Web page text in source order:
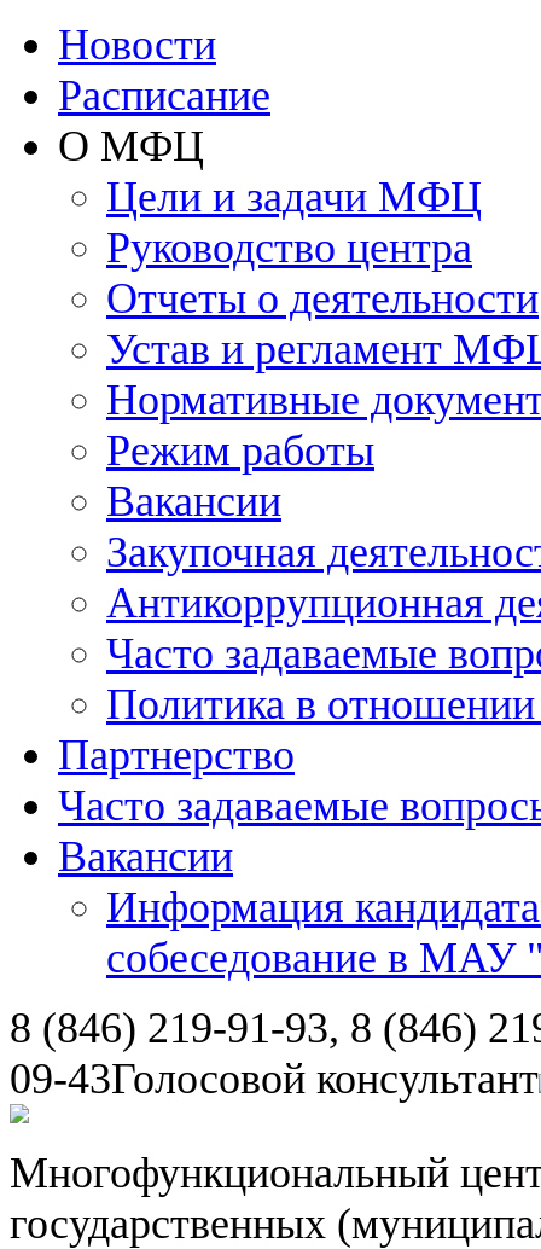
Новости
Расписание
О МФЦ
Цели и задачи МФЦ
Руководство центра
Отчеты о деятельности
Устав и регламент
Нормативные
Режим работы
Вакансии
Закупочная
Антикоррупционная
Часто задаваемые
Политика в
Партнерство
Часто задаваемые
Вакансии
Информация
собеседование в
8 (846) 219-91-93, 8 (846)
09-43Голосовой консультант
Многофункциональный
государственных